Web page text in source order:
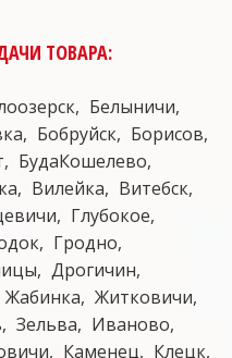
ТОВАРА:
Белыничи
Бобруйск
Борисов
БудаКошелево
Вилейка
Витебск
Глубокое
Гродно
Дрогичин
Жабинка
Житковичи
Зельва
Иваново
Каменец
Клецк